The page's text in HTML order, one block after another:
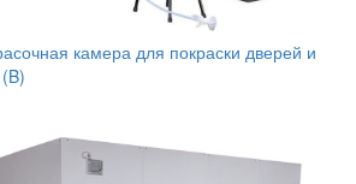
камера для покраски дверей и